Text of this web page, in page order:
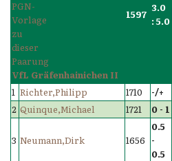
VfL Gräfenhainichen II
1597
3.0
: 5.0
1 Richter,Philipp 1710 -/+
2 Quinque,Michael 1721 0 - 1
3 Neumann,Dirk 1656
0.5
-
0.5